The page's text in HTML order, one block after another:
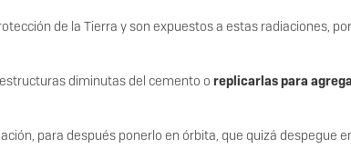
de la Tierra y son expuestos a estas radiaciones,
diminutas del cemento o replicarlas para
para después ponerlo en órbita, que quizá despegue